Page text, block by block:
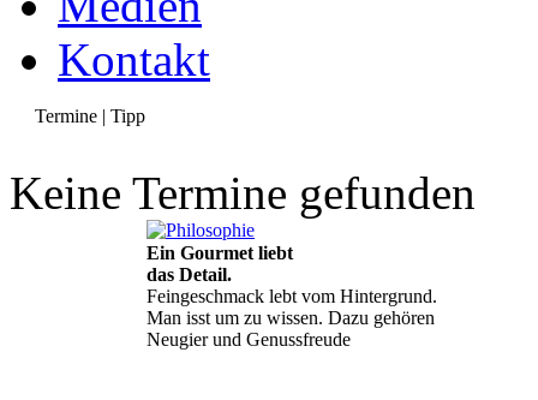
Kontakt
Termine | Tipp
Keine Termine gefunden
Ein Gourmet liebt
das Detail.
Feingeschmack lebt vom Hintergrund.
Man isst um zu wissen. Dazu gehören
Neugier und Genussfreude